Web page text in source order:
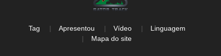
Tag Apresentou Vídeo
Linguagem
Mapa do site